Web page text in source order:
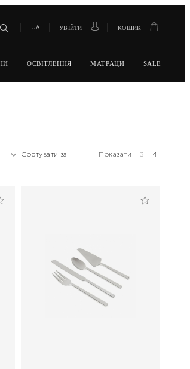
UA УВІЙТИ КОШИК
ОСВІТЛЕННЯ МАТРАЦИ SALE
Сортувати за Показати 3 4